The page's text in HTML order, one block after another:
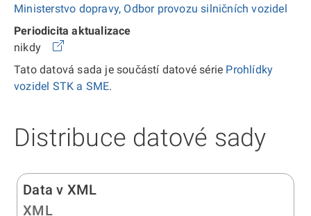
Ministerstvo dopravy, Odbor provozu silničních vozidel
Periodicita aktualizace
nikdy
Tato datová sada je součástí datové série Prohlídky
vozidel STK a SME.
Distribuce datové sady
Data v XML
XML